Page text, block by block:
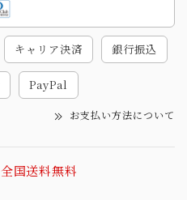
キャリア決済 銀行振込
PayPal
お支払い方法について
全国送料無料